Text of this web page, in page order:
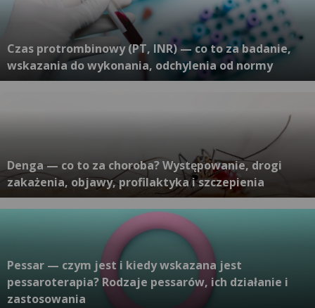
Czas protrombinowy (PT, INR) — co to za badanie,
wskazania do wykonania, odchylenia od normy
Denga — co to za choroba? Występowanie, drogi
zakażenia, objawy, profilaktyka i szczepienia
Pessar — czym jest i kiedy wskazana jest
pessaroterapia? Rodzaje pessarów, ich działanie i
zastosowania